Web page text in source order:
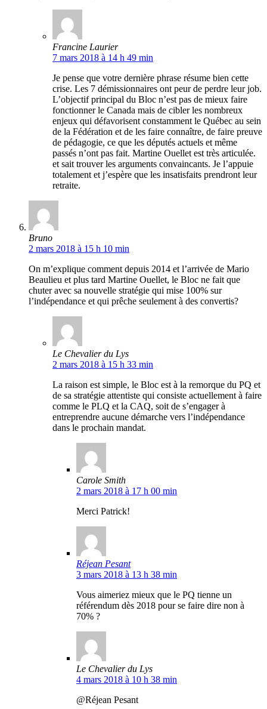
Francine Laurier
7 mars 2018 à 14 h 49 min
Je pense que votre dernière phrase résume bien cette
crise. Les 7 démissionnaires ont peur de perdre leur job.
L’objectif principal du Bloc n’est pas de mieux faire
fonctionner le Canada mais de cibler les nombreux
enjeux qui défavorisent constamment le Québec au sein
de la Fédération et de les faire connaître, de faire preuve
de pédagogie, ce que les députés actuels et même
passés n’ont pas fait. Martine Ouellet est très articulée.
et sait trouver les arguments convaincants. Je l’appuie
totalement et j’espère que les insatisfaits prendront leur
retraite.
Bruno
2 mars 2018 à 15 h 10 min
On m’explique comment depuis 2014 et l’arrivée de Mario
Beaulieu et plus tard Martine Ouellet, le Bloc ne fait que
chuter avec sa nouvelle stratégie qui mise 100% sur
l’indépendance et qui prêche seulement à des convertis?
Le Chevalier du Lys
2 mars 2018 à 15 h 33 min
La raison est simple, le Bloc est à la remorque du PQ et
de sa stratégie attentiste qui consiste actuellement à faire
comme le PLQ et la CAQ, soit de s’engager à
entreprendre aucune démarche vers l’indépendance
dans le prochain mandat.
Carole Smith
2 mars 2018 à 17 h 00 min
Merci Patrick!
Réjean Pesant
3 mars 2018 à 13 h 38 min
Vous aimeriez mieux que le PQ tienne un
référendum dès 2018 pour se faire dire non à
70% ?
Le Chevalier du Lys
4 mars 2018 à 10 h 38 min
@Réjean Pesant